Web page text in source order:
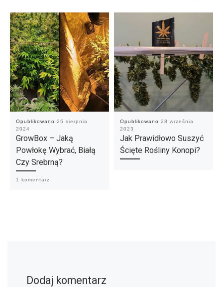
Opublikowano 25 sierpnia
2024
GrowBox – Jaką
Powłokę Wybrać, Białą
Czy Srebrną?
1 komentarz
Opublikowano 28 września
2023
Jak Prawidłowo Suszyć
Ścięte Rośliny Konopi?
Dodaj komentarz